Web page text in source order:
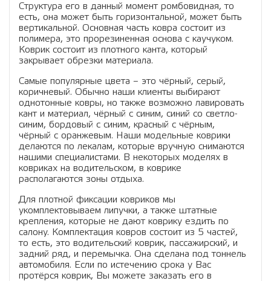
Структура его в данный момент ромбовидная, то
есть, она может быть горизонтальной, может быть
вертикальной. Основная часть ковра состоит из
полимера, это прорезиненная основа с каучуком.
Коврик состоит из плотного канта, который
закрывает обрезки материала.
Самые популярные цвета – это чёрный, серый,
коричневый. Обычно наши клиенты выбирают
однотонные ковры, но также возможно лавировать
кант и материал, чёрный с синим, синий со светло-
синим, бордовый с синим, красный с чёрным,
чёрный с оранжевым. Наши модельные коврики
делаются по лекалам, которые вручную снимаются
нашими специалистами. В некоторых моделях в
ковриках на водительском, в коврике
располагаются зоны отдыха.
Для плотной фиксации ковриков мы
укомплектовываем липучки, а также штатные
крепления, которые не дают коврику ездить по
салону. Комплектация ковров состоит из 5 частей,
то есть, это водительский коврик, пассажирский, и
задний ряд, и перемычка. Она сделана под тоннель
автомобиля. Если по истечению срока у Вас
протёрся коврик, Вы можете заказать его в